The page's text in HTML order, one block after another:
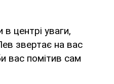
центрі уваги,
звертає на вас
вас помітив сам